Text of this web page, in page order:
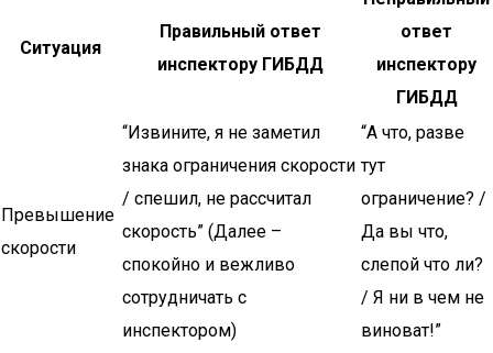
Ситуация
Правильный ответ
инспектору ГИБДД
ответ
инспектору
ГИБДД
Превышение
скорости
“Извините, я не заметил
знака ограничения скорости
/ спешил, не рассчитал
скорость” (Далее –
спокойно и вежливо
сотрудничать с
инспектором)
“А что, разве
тут
ограничение? /
Да вы что,
слепой что ли?
/ Я ни в чем не
виноват!”